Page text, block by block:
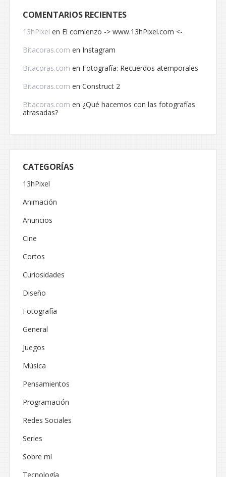
COMENTARIOS RECIENTES
13hPixel en El comienzo -> www.13hPixel.com <-
Bitacoras.com en Instagram
Bitacoras.com en Fotografía: Recuerdos atemporales
Bitacoras.com en Construct 2
Bitacoras.com en ¿Qué hacemos con las fotografías
atrasadas?
CATEGORÍAS
13hPixel
Animación
Anuncios
Cine
Cortos
Curiosidades
Diseño
Fotografía
General
Juegos
Música
Pensamientos
Programación
Redes Sociales
Series
Sobre mí
Tecnología